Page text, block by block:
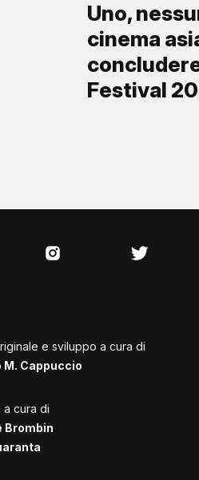
Uno,
cinema
Festival
e sviluppo a cura di
M. Cappuccio
cura di
Brombin